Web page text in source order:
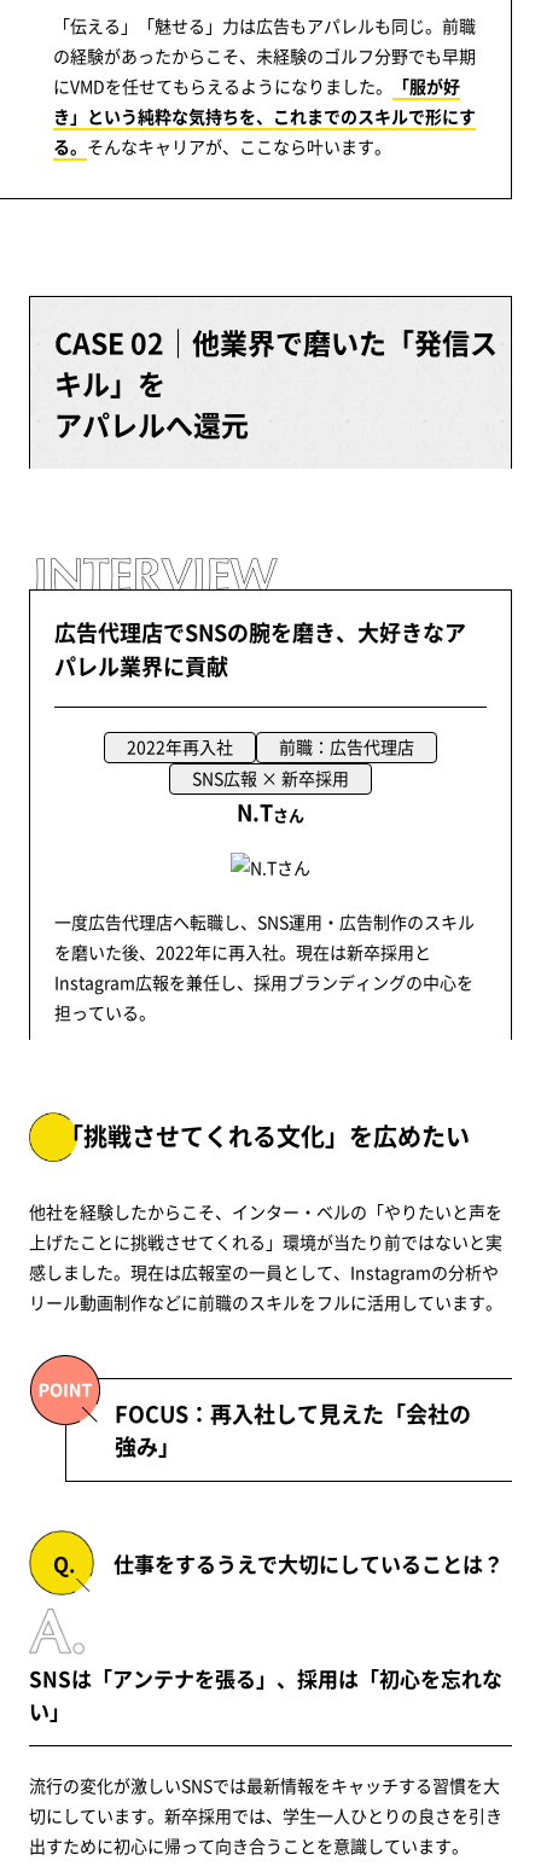
「伝える」「魅せる」力は広告もアパレルも同じ。前職
の経験があったからこそ、未経験のゴルフ分野でも早期
にVMDを任せてもらえるようになりました。
「服が好
き」という純粋な気持ちを、これまでのスキルで形にす
る。 そんなキャリアが、ここなら叶います。
CASE 02｜他業界で磨いた「発信ス
キル」を
アパレルへ還元
広告代理店でSNSの腕を磨き、大好きなア
パレル業界に貢献
2022年再入社
前職：広告代理店
SNS広報 × 新卒採用
N.Tさん
一度広告代理店へ転職し、SNS運用・広告制作のスキル
を磨いた後、2022年に再入社。現在は新卒採用と
Instagram広報を兼任し、採用ブランディングの中心を
担っている。
「挑戦させてくれる文化」を広めたい
他社を経験したからこそ、インター・ベルの「やりたいと声を
上げたことに挑戦させてくれる」環境が当たり前ではないと実
感しました。現在は広報室の一員として、Instagramの分析や
リール動画制作などに前職のスキルをフルに活用しています。
FOCUS：再入社して見えた「会社の
強み」
仕事をするうえで大切にしていることは？
SNSは「アンテナを張る」、採用は「初心を忘れな
い」
流行の変化が激しいSNSでは最新情報をキャッチする習慣を大
切にしています。新卒採用では、学生一人ひとりの良さを引き
出すために初心に帰って向き合うことを意識しています。